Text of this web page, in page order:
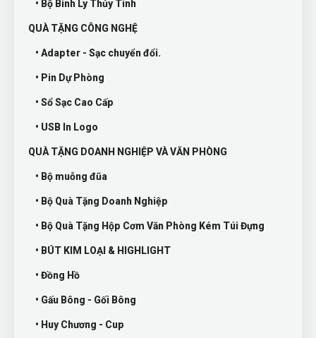
• Bộ Bình Ly Thủy Tinh
QUÀ TẶNG CÔNG NGHỆ
• Adapter - Sạc chuyển đổi.
• Pin Dự Phòng
• Sổ Sạc Cao Cấp
• USB In Logo
QUÀ TẶNG DOANH NGHIỆP VÀ VĂN PHÒNG
• Bộ muỗng đũa
• Bộ Quà Tặng Doanh Nghiệp
• Bộ Quà Tặng Hộp Cơm Văn Phòng Kém Túi Đựng
• BÚT KIM LOẠI & HIGHLIGHT
• Đồng Hồ
• Gấu Bông - Gối Bông
• Huy Chương - Cup